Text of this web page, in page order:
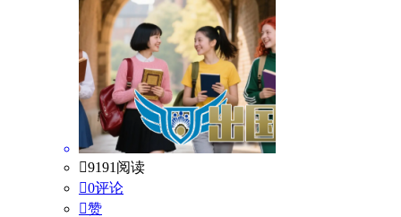
9191阅读
0评论
赞